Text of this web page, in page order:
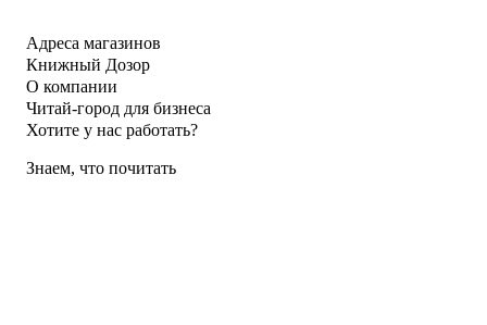
Адреса магазинов
Книжный Дозор
О компании
Читай-город для бизнеса
Хотите у нас работать?
Знаем, что почитать